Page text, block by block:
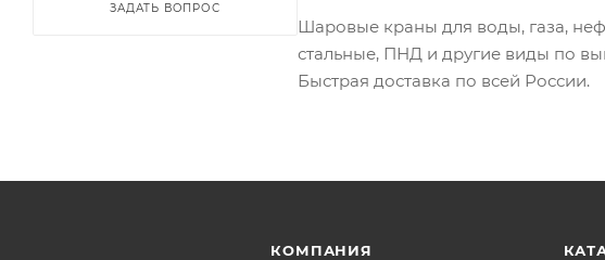
Шаровые краны для воды, газа,
стальные, ПНД и другие виды по
Быстрая доставка по всей России.
ЗАДАТЬ ВОПРОС
КОМПАНИЯ